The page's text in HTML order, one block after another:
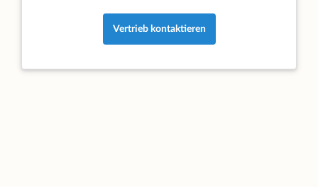
Vertrieb kontaktieren